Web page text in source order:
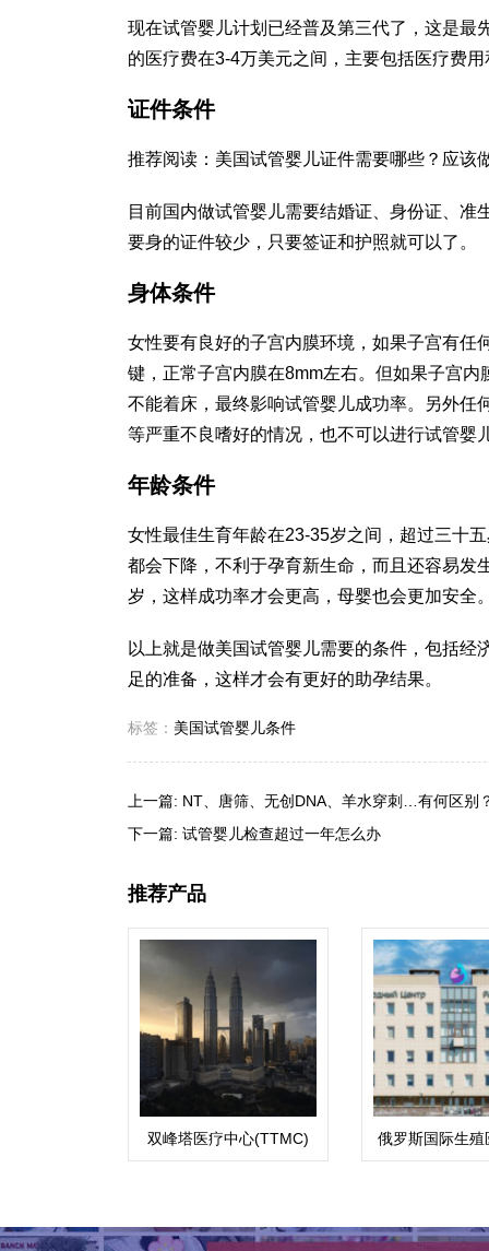
现在试管婴儿计划已经普及第三代了，这是最
的医疗费在3-4万美元之间，主要包括医疗费
证件条件
推荐阅读：美国试管婴儿证件需要哪些？应该
目前国内做试管婴儿需要结婚证、身份证、
要身的证件较少，只要签证和护照就可以了。
身体条件
女性要有良好的子宫内膜环境，如果子宫有任
键，正常子宫内膜在8mm左右。但如果子宫
不能着床，最终影响试管婴儿成功率。另外任
等严重不良嗜好的情况，也不可以进行试管婴
年龄条件
女性最佳生育年龄在23-35岁之间，超过三十
都会下降，不利于孕育新生命，而且还容易发
岁，这样成功率才会更高，母婴也会更加安全
以上就是做美国试管婴儿需要的条件，包括
足的准备，这样才会有更好的助孕结果。
标签： 美国试管婴儿条件
上一篇: NT、唐筛、无创DNA、羊水穿刺…有何区别
下一篇: 试管婴儿检查超过一年怎么办
推荐产品
双峰塔医疗中心(TTMC)
俄罗斯国际生殖
(ICRM)